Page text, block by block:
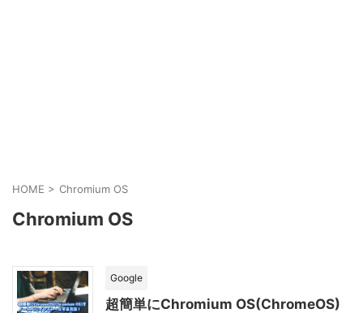
HOME > Chromium OS
Chromium OS
Google
超簡単にChromium OS(ChromeOS)